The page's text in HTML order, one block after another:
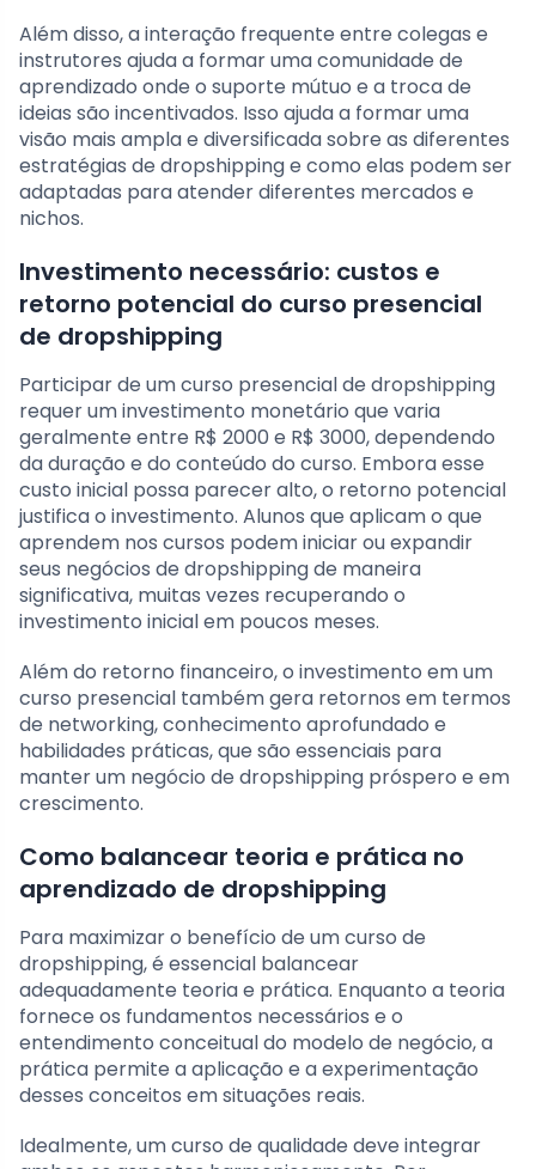
Além disso, a interação frequente entre colegas e
instrutores ajuda a formar uma comunidade de
aprendizado onde o suporte mútuo e a troca de
ideias são incentivados. Isso ajuda a formar uma
visão mais ampla e diversificada sobre as diferentes
estratégias de dropshipping e como elas podem ser
adaptadas para atender diferentes mercados e
nichos.
Investimento necessário: custos e
retorno potencial do curso presencial
de dropshipping
Participar de um curso presencial de dropshipping
requer um investimento monetário que varia
geralmente entre R$ 2000 e R$ 3000, dependendo
da duração e do conteúdo do curso. Embora esse
custo inicial possa parecer alto, o retorno potencial
justifica o investimento. Alunos que aplicam o que
aprendem nos cursos podem iniciar ou expandir
seus negócios de dropshipping de maneira
significativa, muitas vezes recuperando o
investimento inicial em poucos meses.
Além do retorno financeiro, o investimento em um
curso presencial também gera retornos em termos
de networking, conhecimento aprofundado e
habilidades práticas, que são essenciais para
manter um negócio de dropshipping próspero e em
crescimento.
Como balancear teoria e prática no
aprendizado de dropshipping
Para maximizar o benefício de um curso de
dropshipping, é essencial balancear
adequadamente teoria e prática. Enquanto a teoria
fornece os fundamentos necessários e o
entendimento conceitual do modelo de negócio, a
prática permite a aplicação e a experimentação
desses conceitos em situações reais.
Idealmente, um curso de qualidade deve integrar